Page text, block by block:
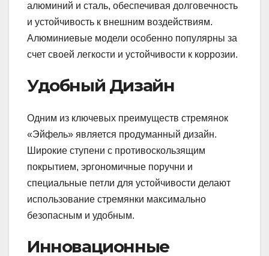
алюминий и сталь, обеспечивая долговечность
и устойчивость к внешним воздействиям.
Алюминиевые модели особенно популярны за
счет своей легкости и устойчивости к коррозии.
Удобный Дизайн
Одним из ключевых преимуществ стремянок
«Эйфель» является продуманный дизайн.
Широкие ступени с противоскользящим
покрытием, эргономичные поручни и
специальные петли для устойчивости делают
использование стремянки максимально
безопасным и удобным.
Инновационные